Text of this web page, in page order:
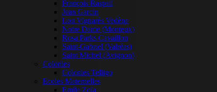
François Raspail
Jean Garcin
Lou Vignarès Vedène
Notre Dame (Monteux)
Rosa Parks Cavaillon
Saint-Gabriel (Valréas)
Saint Michel (Avignon)
Colonies
Colonies Telligo
Ecoles Maternelles
Emile Zola